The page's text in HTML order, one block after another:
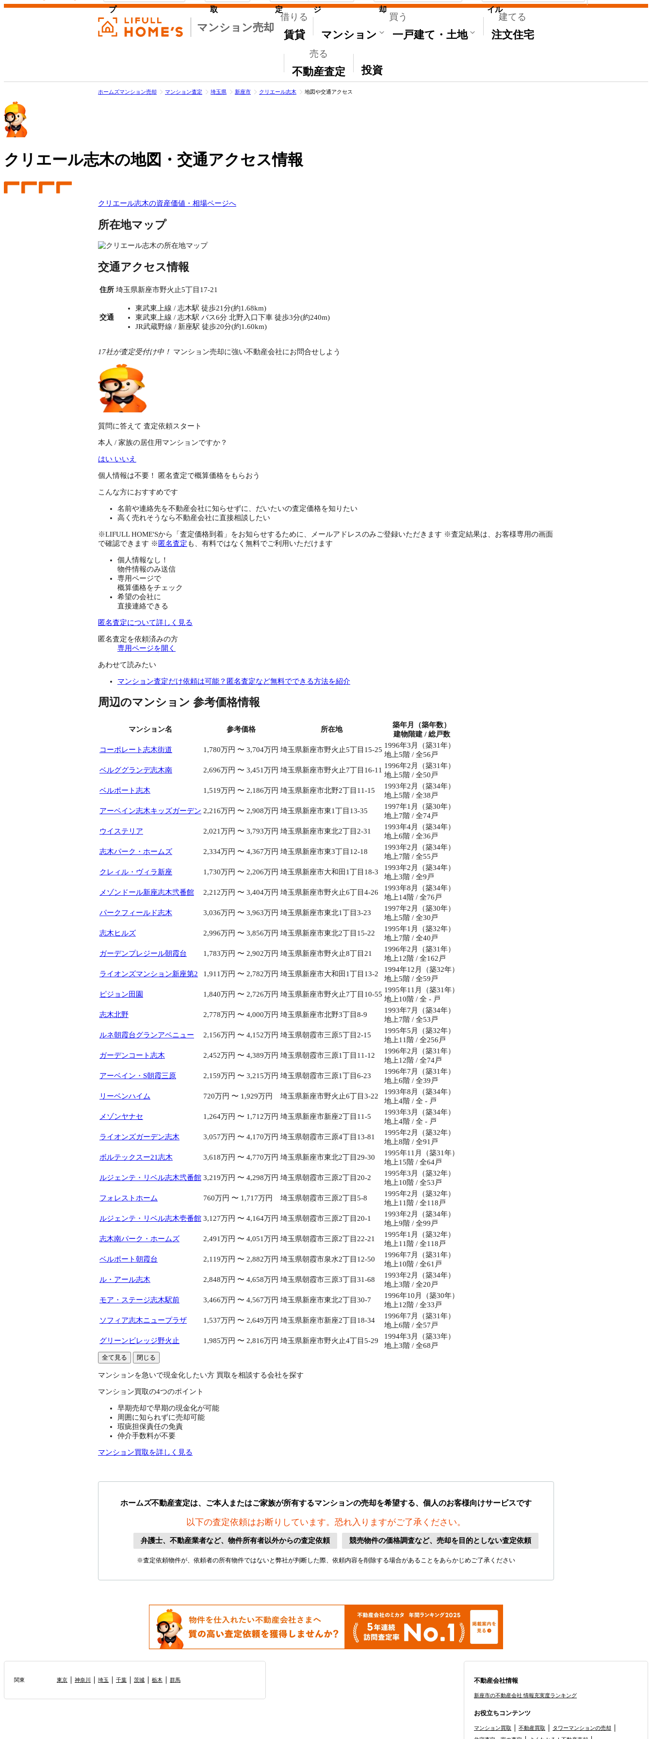
マンション売却
借りる
賃貸
買う
マンション 一戸建て・土地
建てる
注文住宅
売る
不動産査定
その他
投資
プ 取 定 ジ 却 イル
ホームズマンション売却 マンション査定 埼玉県 新座市 クリエール志木 地図や交通アクセス
クリエール志木の地図・交通アクセス情報
クリエール志木の資産価値・相場ページへ
所在地マップ
交通アクセス情報
住所 埼玉県新座市野火止5丁目17-21
交通
東武東上線 / 志木駅 徒歩21分(約1.68km)
東武東上線 / 志木駅 バス6分 北野入口下車 徒歩3分(約240m)
JR武蔵野線 / 新座駅 徒歩20分(約1.60km)
17社が査定受付け中！ マンション売却に強い不動産会社にお問合せしよう
質問に答えて 査定依頼スタート
本人 / 家族の居住用マンションですか？
はい いいえ
個人情報は不要！ 匿名査定で概算価格をもらおう
こんな方におすすめです
名前や連絡先を不動産会社に知らせずに、だいたいの査定価格を知りたい
高く売れそうなら不動産会社に直接相談したい
※LIFULL HOME'Sから「査定価格到着」をお知らせするために、メールアドレスのみご登録いただきます ※査定結果は、お客様専用の画面
で確認できます ※匿名査定 も、有料ではなく無料でご利用いただけます
個人情報なし！
物件情報のみ送信
専用ページで
概算価格をチェック
希望の会社に
直接連絡できる
匿名査定について詳しく見る
匿名査定を依頼済みの方
専用ページを開く
あわせて読みたい
マンション査定だけ依頼は可能？匿名査定など無料でできる方法を紹介
周辺のマンション 参考価格情報
マンション名 参考価格 所在地
築年月（築年数）
建物階建 / 総戸数
コーポレート志木街道
1,780万円 〜 3,704万円 埼玉県新座市野火止5丁目15-25
1996年3月（築31年）
地上5階 / 全56戸
ベルググランデ志木南
2,696万円 〜 3,451万円 埼玉県新座市野火止7丁目16-11
1996年2月（築31年）
地上5階 / 全50戸
ベルポート志木
1,519万円 〜 2,186万円 埼玉県新座市北野2丁目11-15
1993年2月（築34年）
地上5階 / 全38戸
アーベイン志木キッズガーデン 2,216万円 〜 2,908万円 埼玉県新座市東1丁目13-35
1997年1月（築30年）
地上7階 / 全74戸
ウイステリア
2,021万円 〜 3,793万円 埼玉県新座市東北2丁目2-31
1993年4月（築34年）
地上6階 / 全36戸
志木パーク・ホームズ
2,334万円 〜 4,367万円 埼玉県新座市東3丁目12-18
1993年2月（築34年）
地上7階 / 全55戸
クレィル・ヴィラ新座
1,730万円 〜 2,206万円 埼玉県新座市大和田1丁目18-3
1993年2月（築34年）
地上3階 / 全9戸
メゾンドール新座志木弐番館
2,212万円 〜 3,404万円 埼玉県新座市野火止6丁目4-26
1993年8月（築34年）
地上14階 / 全76戸
パークフィールド志木
3,036万円 〜 3,963万円 埼玉県新座市東北1丁目3-23
1997年2月（築30年）
地上5階 / 全30戸
志木ヒルズ
2,996万円 〜 3,856万円 埼玉県新座市東北2丁目15-22
1995年1月（築32年）
地上7階 / 全40戸
ガーデンプレジール朝霞台
1,783万円 〜 2,902万円 埼玉県新座市野火止8丁目21
1996年2月（築31年）
地上12階 / 全162戸
ライオンズマンション新座第2
1,911万円 〜 2,782万円 埼玉県新座市大和田1丁目13-2
1994年12月（築32年）
地上5階 / 全59戸
ピジョン田園
1,840万円 〜 2,726万円 埼玉県新座市野火止7丁目10-55
1995年11月（築31年）
地上10階 / 全 - 戸
志木北野
2,778万円 〜 4,000万円 埼玉県新座市北野3丁目8-9
1993年7月（築34年）
地上7階 / 全53戸
ルネ朝霞台グランアベニュー
2,156万円 〜 4,152万円 埼玉県朝霞市三原5丁目2-15
1995年5月（築32年）
地上11階 / 全256戸
ガーデンコート志木
2,452万円 〜 4,389万円 埼玉県朝霞市三原1丁目11-12
1996年2月（築31年）
地上12階 / 全74戸
アーベイン・S朝霞三原
2,159万円 〜 3,215万円 埼玉県朝霞市三原1丁目6-23
1996年7月（築31年）
地上6階 / 全39戸
リーベンハイム
720万円 〜 1,929万円 埼玉県新座市野火止6丁目3-22
1993年8月（築34年）
地上4階 / 全 - 戸
メゾンヤナセ
1,264万円 〜 1,712万円 埼玉県新座市新座2丁目11-5
1993年3月（築34年）
地上4階 / 全 - 戸
ライオンズガーデン志木
3,057万円 〜 4,170万円 埼玉県朝霞市三原4丁目13-81
1995年2月（築32年）
地上8階 / 全91戸
ボルテックスー21志木
3,618万円 〜 4,770万円 埼玉県新座市東北2丁目29-30
1995年11月（築31年）
地上15階 / 全64戸
ルジェンテ・リベル志木弐番館 3,219万円 〜 4,298万円 埼玉県朝霞市三原2丁目20-2
1995年3月（築32年）
地上10階 / 全53戸
フォレストホーム
760万円 〜 1,717万円 埼玉県朝霞市三原2丁目5-8
1995年2月（築32年）
地上11階 / 全118戸
ルジェンテ・リベル志木壱番館 3,127万円 〜 4,164万円 埼玉県朝霞市三原2丁目20-1
1993年2月（築34年）
地上9階 / 全99戸
志木南パーク・ホームズ
2,491万円 〜 4,051万円 埼玉県朝霞市三原2丁目22-21
1995年1月（築32年）
地上11階 / 全118戸
ベルポート朝霞台
2,119万円 〜 2,882万円 埼玉県朝霞市泉水2丁目12-50
1996年7月（築31年）
地上10階 / 全61戸
ル・アール志木
2,848万円 〜 4,658万円 埼玉県朝霞市三原3丁目31-68
1993年2月（築34年）
地上3階 / 全20戸
モア・ステージ志木駅前
3,466万円 〜 4,567万円 埼玉県新座市東北2丁目30-7
1996年10月（築30年）
地上12階 / 全33戸
ソフィア志木ニュープラザ
1,537万円 〜 2,649万円 埼玉県新座市新座2丁目18-34
1996年7月（築31年）
地上6階 / 全57戸
グリーンビレッジ野火止
1,985万円 〜 2,816万円 埼玉県新座市野火止4丁目5-29
1994年3月（築33年）
地上3階 / 全68戸
全て見る 閉じる
マンションを急いで現金化したい方 買取を相談する会社を探す
マンション買取の4つのポイント
早期売却で早期の現金化が可能
周囲に知られずに売却可能
瑕疵担保責任の免責
仲介手数料が不要
マンション買取を詳しく見る
ホームズ不動産査定は、ご本人またはご家族が所有するマンションの売却を希望する、個人のお客様向けサービスです
以下の査定依頼はお断りしています。恐れ入りますがご了承ください。
弁護士、不動産業者など、物件所有者以外からの査定依頼 競売物件の価格調査など、売却を目的としない査定依頼
※査定依頼物件が、依頼者の所有物件ではないと弊社が判断した際、依頼内容を削除する場合があることをあらかじめご了承ください
関東 東京 神奈川 埼玉 千葉 茨城 栃木 群馬 不動産会社情報
新座市の不動産会社 情報充実度ランキング
お役立ちコンテンツ
マンション買取 不動産買取
タワーマンションの売却